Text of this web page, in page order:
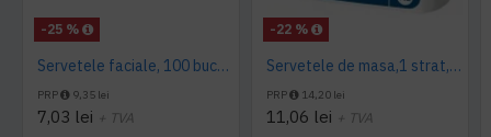
-25 %
Servetele faciale, 100 bucati / pachet, Tork
PRP 9,35 lei
7,03 lei + TVA
-22 %
Servetele de masa,1 strat, Tork, 300 buc/pachet
PRP 14,20 lei
11,06 lei + TVA